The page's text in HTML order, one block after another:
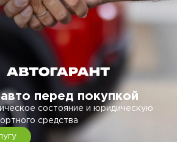
перед покупкой
состояние и юридическую
средства